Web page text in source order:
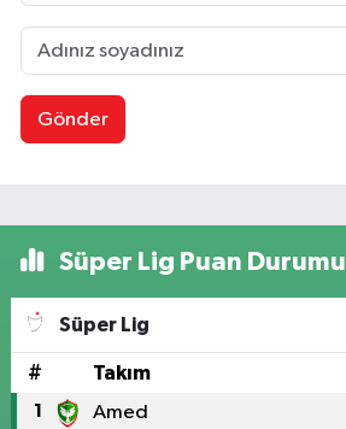
Gönder
Süper Lig Puan Durumu
Süper Lig
# Takım
1 Amed